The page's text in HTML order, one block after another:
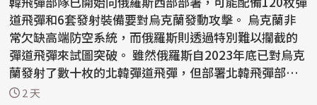
道飛彈和6套發射裝備要對烏克蘭發動攻擊。 烏克蘭非
常欠缺高端防空系統，而俄羅斯則透過特別難以攔截的
彈道飛彈來試圖突破。 雖然俄羅斯自2023年底已對烏克
蘭發射了數十枚的北韓彈道飛彈，但部署北韓飛彈部
隊...2 天